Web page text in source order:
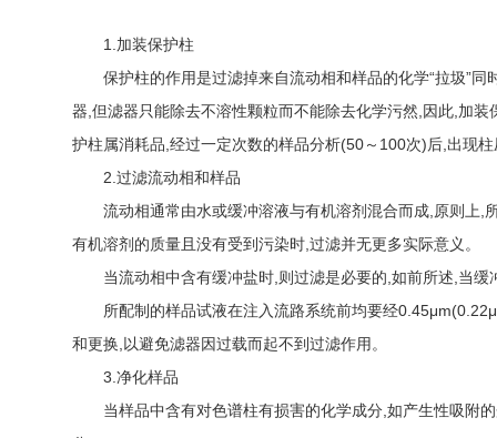
1.加装保护柱
保护柱的作用是过滤掉来自流动相和样品的化学“拉圾”同
器,但滤器只能除去不溶性颗粒而不能除去化学污然,因此,加
护柱属消耗品,经过一定次数的样品分析(50～100次)后,出现
2.过滤流动相和样品
流动相通常由水或缓冲溶液与有机溶剂混合而成,原则上,
有机溶剂的质量且没有受到污染时,过滤并无更多实际意义。
当流动相中含有缓冲盐时,则过滤是必要的,如前所述,当缓
所配制的样品试液在注入流路系统前均要经
和更换,以避免滤器因过载而起不到过滤作用。
3.净化样品
当样品中含有对色谱柱有损害的化学成分,如产生性吸附的